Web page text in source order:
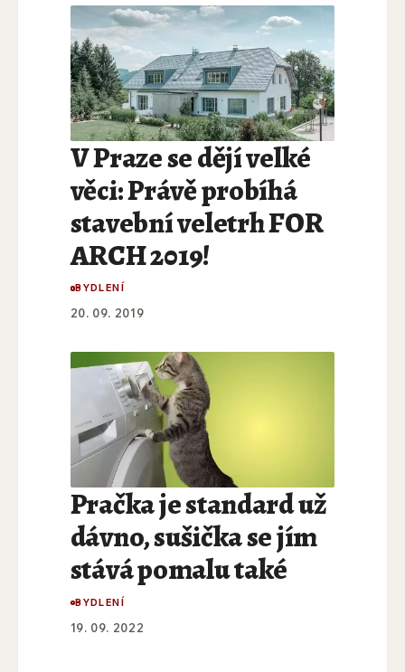
V Praze se dějí velké
věci: Právě probíhá
stavební veletrh FOR
ARCH 2019!
BYDLENÍ
20. 09. 2019
Pračka je standard už
dávno, sušička se jím
stává pomalu také
BYDLENÍ
19. 09. 2022